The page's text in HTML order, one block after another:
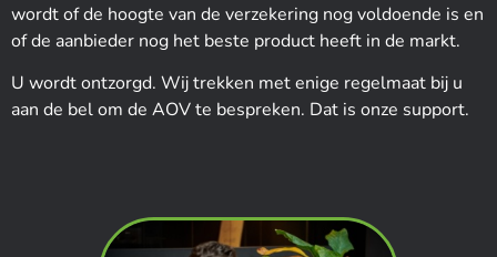
wordt of de hoogte van de verzekering nog voldoende is en
of de aanbieder nog het beste product heeft in de markt.
U wordt ontzorgd. Wij trekken met enige regelmaat bij u
aan de bel om de AOV te bespreken. Dat is onze support.